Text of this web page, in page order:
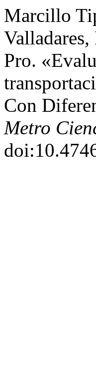
Marcillo
Pro.
Con
Metro